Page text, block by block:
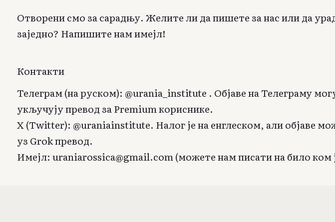
Отворени смо за сарадњу. Желите ли да пишете за нас или да
заједно? Напишите нам имејл!
Контакти
Телеграм (на руском): @urania_institute . Објаве на Телеграму
укључују превод за Premium кориснике.
X (Twitter): @uraniainstitute. Налог је на енглеском, али објаве
уз Grok превод.
Имејл: uraniarossica@gmail.com (можете нам писати на било ком